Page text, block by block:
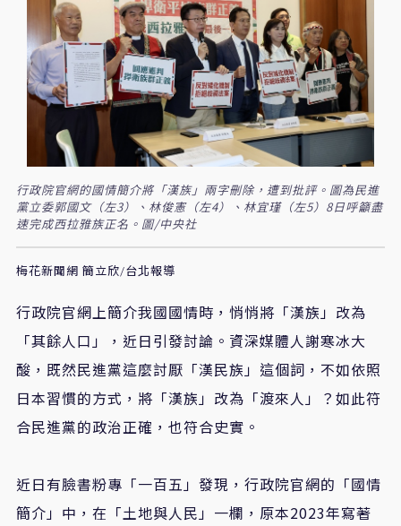
行政院官網的國情簡介將「漢族」兩字刪除，遭到批評。圖為民進
黨立委郭國文（左3）、林俊憲（左4）、林宜瑾（左5）8日呼籲盡
速完成西拉雅族正名。圖/中央社
梅花新聞網 簡立欣/台北報導
行政院官網上簡介我國國情時，悄悄將「漢族」改為
「其餘人口」，近日引發討論。資深媒體人謝寒冰大
酸，既然民進黨這麼討厭「漢民族」這個詞，不如依照
日本習慣的方式，將「漢族」改為「渡來人」？如此符
合民進黨的政治正確，也符合史實。
近日有臉書粉專「一百五」發現，行政院官網的「國情
簡介」中，在「土地與人民」一欄，原本2023年寫著